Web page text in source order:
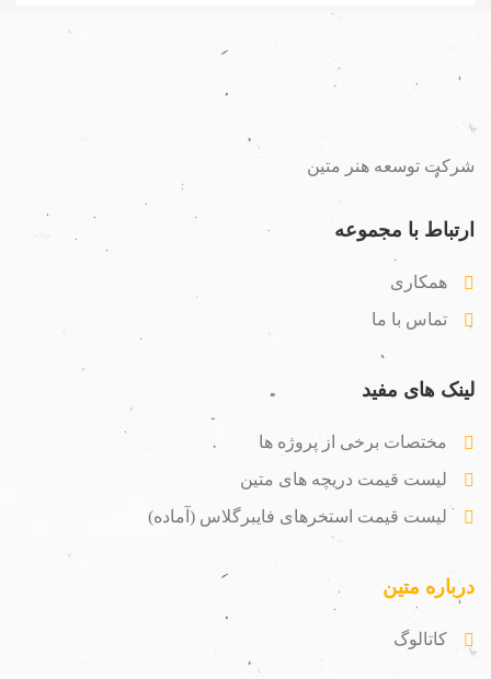
شرکت توسعه هنر متین
ارتباط با مجموعه
همکاری
تماس با ما
لینک های مفید
مختصات برخی از پروژه ها
لیست قیمت دریچه های متین
لیست قیمت استخرهای فایبرگلاس (آماده)
درباره متین
کاتالوگ